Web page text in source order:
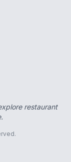
restaurant